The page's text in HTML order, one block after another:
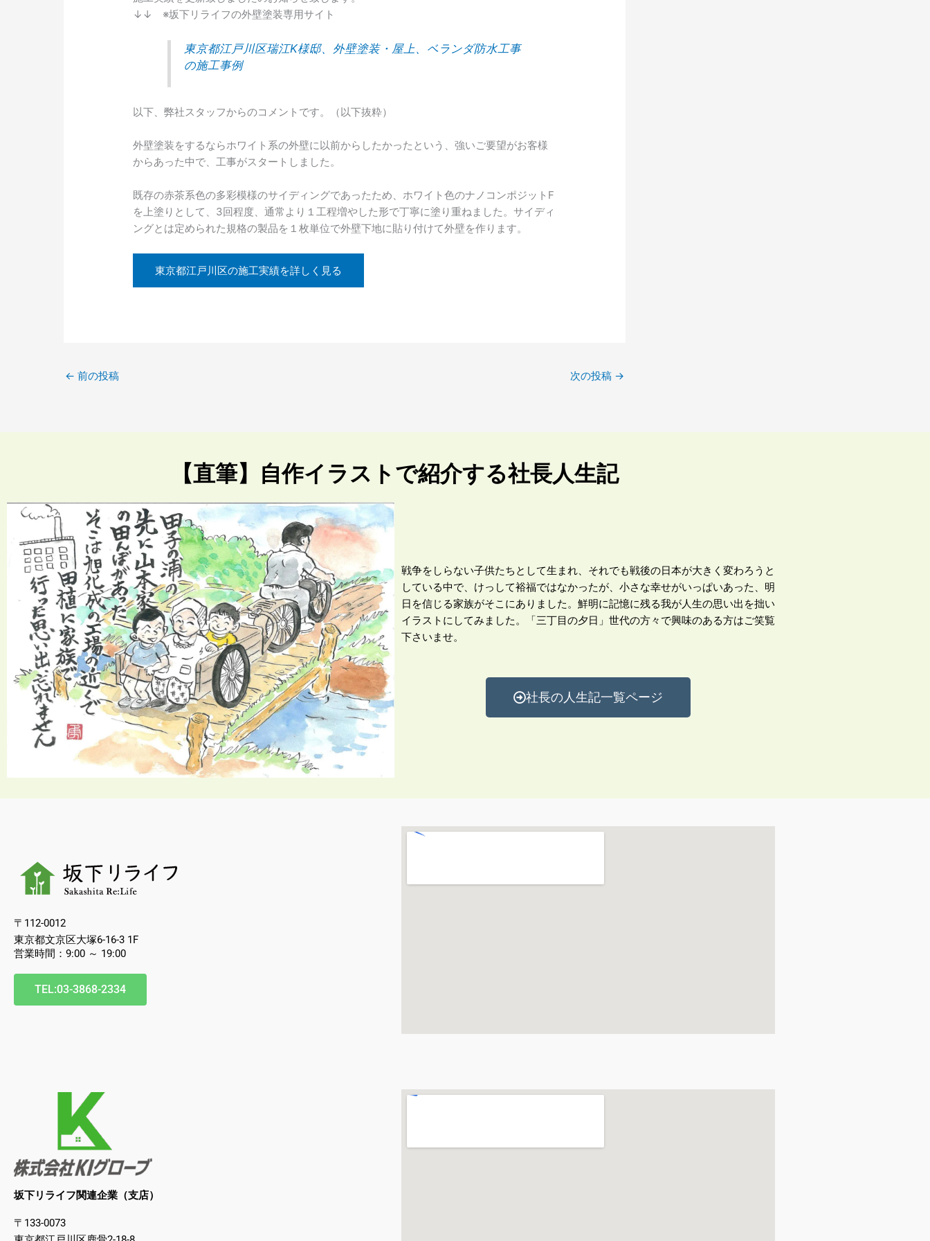
↓↓ ※坂下リライフの外壁塗装専用サイト
東京都江戸川区瑞江K様邸、外壁塗装・屋上、ベランダ防水工事
の施工事例
以下、弊社スタッフからのコメントです。（以下抜粋）
外壁塗装をするならホワイト系の外壁に以前からしたかったという、強いご要望がお客様
からあった中で、工事がスタートしました。
既存の赤茶系色の多彩模様のサイディングであったため、ホワイト色のナノコンポジットF
を上塗りとして、3回程度、通常より１工程増やした形で丁寧に塗り重ねました。サイディ
ングとは定められた規格の製品を１枚単位で外壁下地に貼り付けて外壁を作ります。
東京都江戸川区の施工実績を詳しく見る
← 前の投稿 次の投稿 →
【直筆】自作イラストで紹介する社長人生記
戦争をしらない子供たちとして生まれ、それでも戦後の日本が大きく変わろうと
している中で、けっして裕福ではなかったが、小さな幸せがいっぱいあった、明
日を信じる家族がそこにありました。鮮明に記憶に残る我が人生の思い出を拙い
イラストにしてみました。「三丁目の夕日」世代の方々で興味のある方はご笑覧
下さいませ。
社長の人生記一覧ページ
〒112-0012
東京都文京区大塚6-16-3 1F
営業時間：9:00 ～ 19:00
TEL:03-3868-2334
坂下リライフ関連企業（支店）
〒133-0073